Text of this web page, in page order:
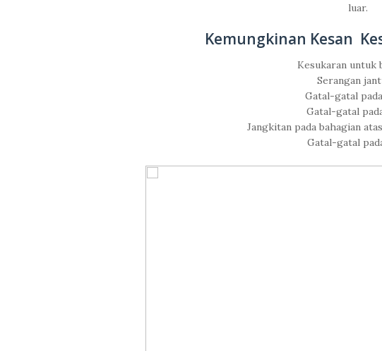
luar.
Kemungkinan Kesan
Kesukaran untuk
Serangan
Gatal-gatal
Gatal-gatal
Jangkitan pada bahagian
Gatal-gatal